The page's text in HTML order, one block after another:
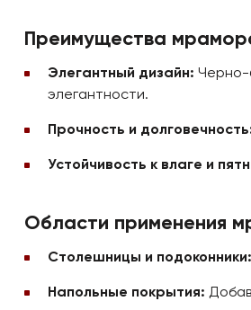
Преимущества
Элегантный дизайн: Черно-
элегантности.
Прочность и
Устойчивость к влаге и
Области применения
Столешницы и подоконники:
Напольные покрытия: